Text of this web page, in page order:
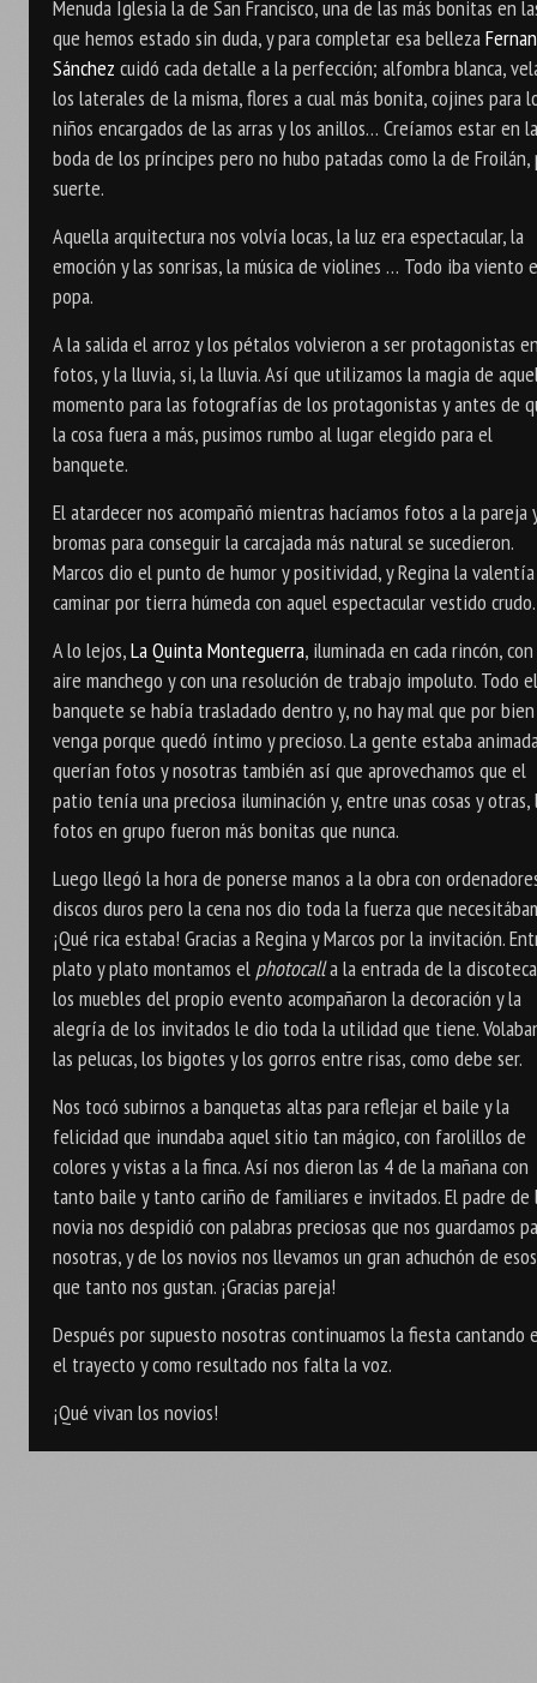
Menuda Iglesia la de San Francisco, una de las más bonitas en
que hemos estado sin duda, y para completar esa belleza
Sánchez cuidó cada detalle a la perfección; alfombra blanca,
los laterales de la misma, flores a cual más bonita, cojines para
niños encargados de las arras y los anillos… Creíamos estar en
boda de los príncipes pero no hubo patadas como la de Froilán,
suerte.
Aquella arquitectura nos volvía locas, la luz era espectacular, la
emoción y las sonrisas, la música de violines … Todo iba viento
popa.
A la salida el arroz y los pétalos volvieron a ser protagonistas
fotos, y la lluvia, si, la lluvia. Así que utilizamos la magia de
momento para las fotografías de los protagonistas y antes de
la cosa fuera a más, pusimos rumbo al lugar elegido para el
banquete.
El atardecer nos acompañó mientras hacíamos fotos a la pareja
bromas para conseguir la carcajada más natural se sucedieron.
Marcos dio el punto de humor y positividad, y Regina la
caminar por tierra húmeda con aquel espectacular vestido crudo.
A lo lejos,La Quinta Monteguerra, iluminada en cada rincón, con
aire manchego y con una resolución de trabajo impoluto. Todo
banquete se había trasladado dentro y, no hay mal que por
venga porque quedó íntimo y precioso. La gente estaba
querían fotos y nosotras también así que aprovechamos que el
patio tenía una preciosa iluminación y, entre unas cosas y otras,
fotos en grupo fueron más bonitas que nunca.
Luego llegó la hora de ponerse manos a la obra con
discos duros pero la cena nos dio toda la fuerza que
¡Qué rica estaba! Gracias a Regina y Marcos por la invitación.
plato y plato montamos el photocalla la entrada de la
los muebles del propio evento acompañaron la decoración y la
alegría de los invitados le dio toda la utilidad que tiene.
las pelucas, los bigotes y los gorros entre risas, como debe ser.
Nos tocó subirnos a banquetas altas para reflejar el baile y la
felicidad que inundaba aquel sitio tan mágico, con farolillos de
colores y vistas a la finca. Así nos dieron las 4 de la mañana con
tanto baile y tanto cariño de familiares e invitados. El padre de
novia nos despidió con palabras preciosas que nos guardamos
nosotras, y de los novios nos llevamos un gran achuchón de esos
que tanto nos gustan. ¡Gracias pareja!
Después por supuesto nosotras continuamos la fiesta cantando
el trayecto y como resultado nos falta la voz.
¡Qué vivan los novios!